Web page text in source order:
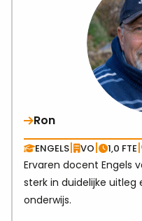
Ron
ENGELS| VO| 1,0 FTE|
Ervaren docent Engels
sterk in duidelijke
onderwijs.